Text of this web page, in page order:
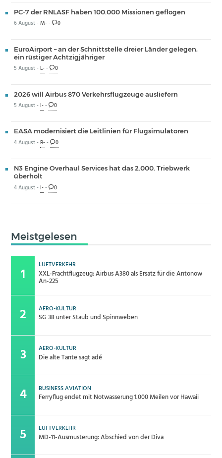
PC-7 der RNLASF haben 100.000 Missionen geflogen
6 August -M-- 0
EuroAirport – an der Schnittstelle dreier Länder gelegen,
ein rüstiger Achtzigjähriger
5 August -L-- 0
2026 will Airbus 870 Verkehrsflugzeuge ausliefern
5 August - I-- 0
EASA modernisiert die Leitlinien für Flugsimulatoren
4 August -B-- 0
N3 Engine Overhaul Services hat das 2.000. Triebwerk
überholt
4 August - I-- 0
Meistgelesen
LUFTVERKEHR
XXL-Frachtflugzeug: Airbus A380 als Ersatz für die Antonow
An-225
AERO-KULTUR
SG 38 unter Staub und Spinnweben
AERO-KULTUR
Die alte Tante sagt adé
BUSINESS AVIATION
Ferryflug endet mit Notwasserung 1.000 Meilen vor Hawaii
LUFTVERKEHR
MD-11-Ausmusterung: Abschied von der Diva